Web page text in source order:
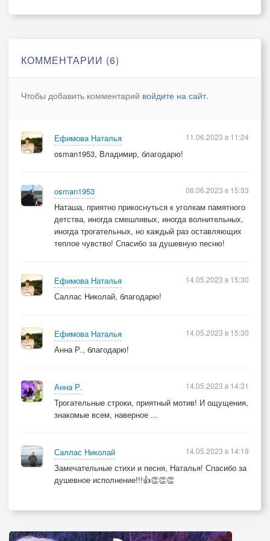
КОММЕНТАРИИ (6)
Чтобы добавить комментарий войдите на сайт.
Ефимова Наталья
osman1953, Владимир, благодарю!
11.06.2023 в 11:24
osman1953
Наташа, приятно прикоснуться к уголкам памятного
детства, иногда смешливых, иногда волнительных,
иногда трогательных, но каждый раз оставляющих
теплое чувство! Спасибо за душевную песню!
08.06.2023 в 15:33
Ефимова Наталья
Саллас Николай, благодарю!
14.05.2023 в 15:30
Ефимова Наталья
Анна Р., благодарю!
14.05.2023 в 15:30
Анна Р.
Трогательные строки, приятный мотив! И ощущения,
знакомые всем, наверное ...
14.05.2023 в 14:31
Саллас Николай
Замечательные стихи и песня, Наталья! Спасибо за
душевное исполнение!!!👍👏👏👏
14.05.2023 в 14:19